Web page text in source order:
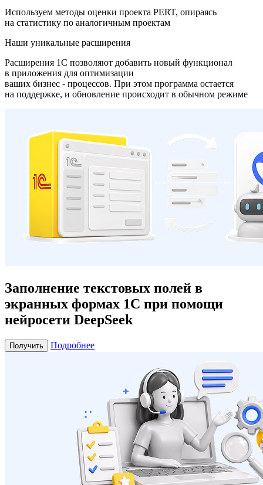
Используем методы оценки проекта PERT, опираясь
на статистику по аналогичным проектам
Наши уникальные расширения
Расширения 1С позволяют добавить новый функционал
в приложения для оптимизации
ваших бизнес - процессов. При этом программа остается
на поддержке, и обновление происходит в обычном режиме
Заполнение текстовых полей в
экранных формах 1С при помощи
нейросети DeepSeek
Получить Подробнее